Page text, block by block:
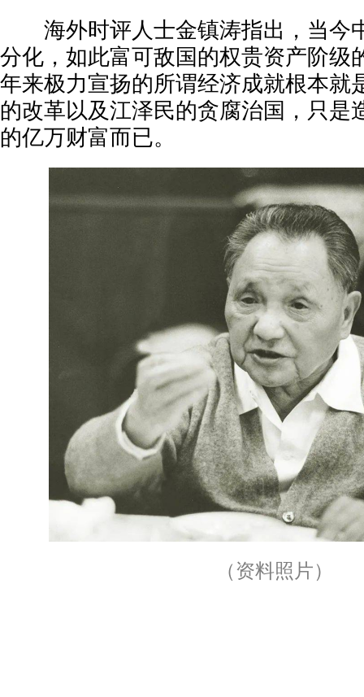
海外时评人士金镇涛指出，当今
分化，如此富可敌国的权贵资产阶级
年来极力宣扬的所谓经济成就根本就
的改革以及江泽民的贪腐治国，只是
的亿万财富而已。
（资料照片）